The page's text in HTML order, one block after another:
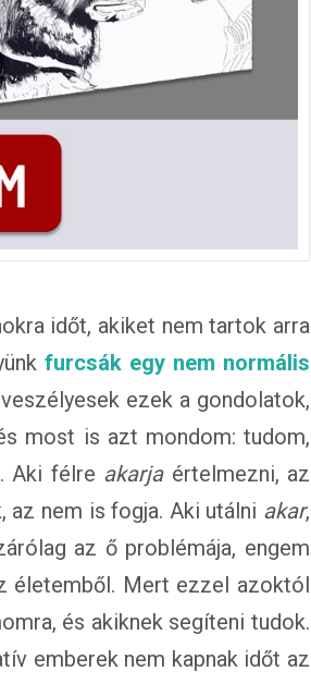
időt, akiket nem tartok arra
furcsák egy nem normális
ezek a gondolatok,
most is azt mondom: tudom,
Aki félre akarjaértelmezni, az
nem is fogja. Aki utálni akar,
az ő problémája, engem
életemből. Mert ezzel azoktól
és akiknek segíteni tudok.
emberek nem kapnak időt az